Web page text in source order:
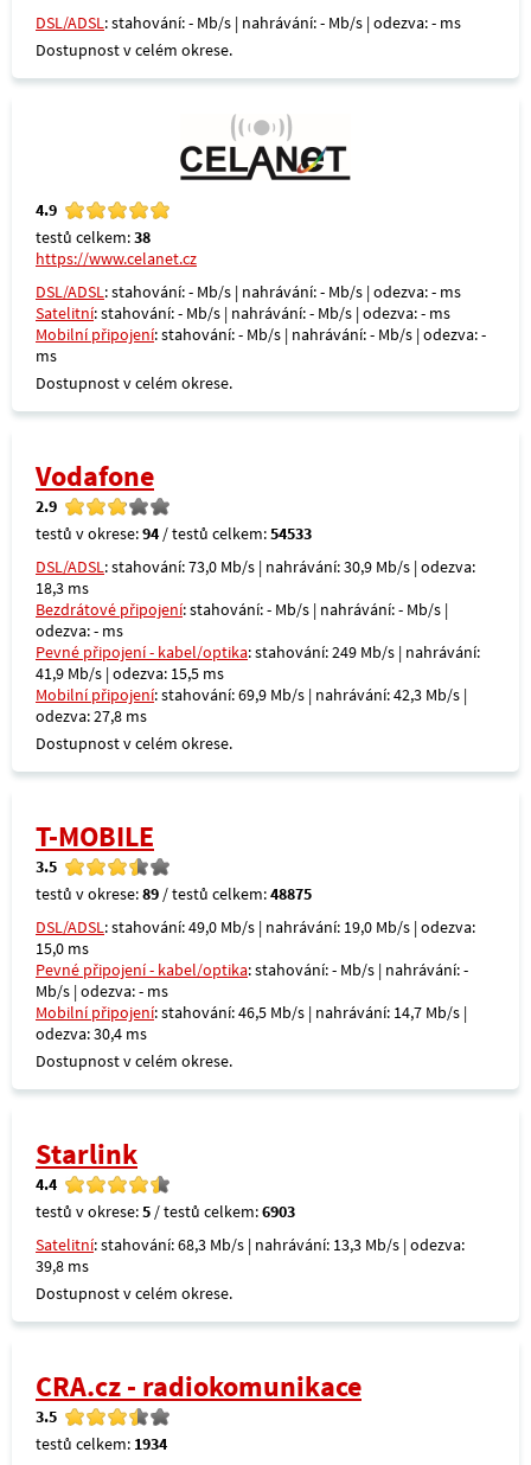
DSL/ADSL: stahování: - Mb/s | nahrávání: - Mb/s | odezva: - ms
Dostupnost v celém okrese.
4.9
testů celkem:38
https://www.celanet.cz
DSL/ADSL: stahování: - Mb/s | nahrávání: - Mb/s | odezva: - ms
Satelitní: stahování: - Mb/s | nahrávání: - Mb/s | odezva: - ms
Mobilní připojení: stahování: - Mb/s | nahrávání: - Mb/s | odezva: -
ms
Dostupnost v celém okrese.
Vodafone
2.9
testů v okrese:94 / testů celkem:54533
DSL/ADSL: stahování: 73,0 Mb/s | nahrávání: 30,9 Mb/s | odezva:
18,3 ms
Bezdrátové připojení: stahování: - Mb/s | nahrávání: - Mb/s |
odezva: - ms
Pevné připojení - kabel/optika: stahování: 249 Mb/s | nahrávání:
41,9 Mb/s | odezva: 15,5 ms
Mobilní připojení: stahování: 69,9 Mb/s | nahrávání: 42,3 Mb/s |
odezva: 27,8 ms
Dostupnost v celém okrese.
T-MOBILE
3.5
testů v okrese:89 / testů celkem:48875
DSL/ADSL: stahování: 49,0 Mb/s | nahrávání: 19,0 Mb/s | odezva:
15,0 ms
Pevné připojení - kabel/optika: stahování: - Mb/s | nahrávání: -
Mb/s | odezva: - ms
Mobilní připojení: stahování: 46,5 Mb/s | nahrávání: 14,7 Mb/s |
odezva: 30,4 ms
Dostupnost v celém okrese.
Starlink
4.4
testů v okrese:5 / testů celkem:6903
Satelitní: stahování: 68,3 Mb/s | nahrávání: 13,3 Mb/s | odezva:
39,8 ms
Dostupnost v celém okrese.
CRA.cz - radiokomunikace
3.5
testů celkem: 1934